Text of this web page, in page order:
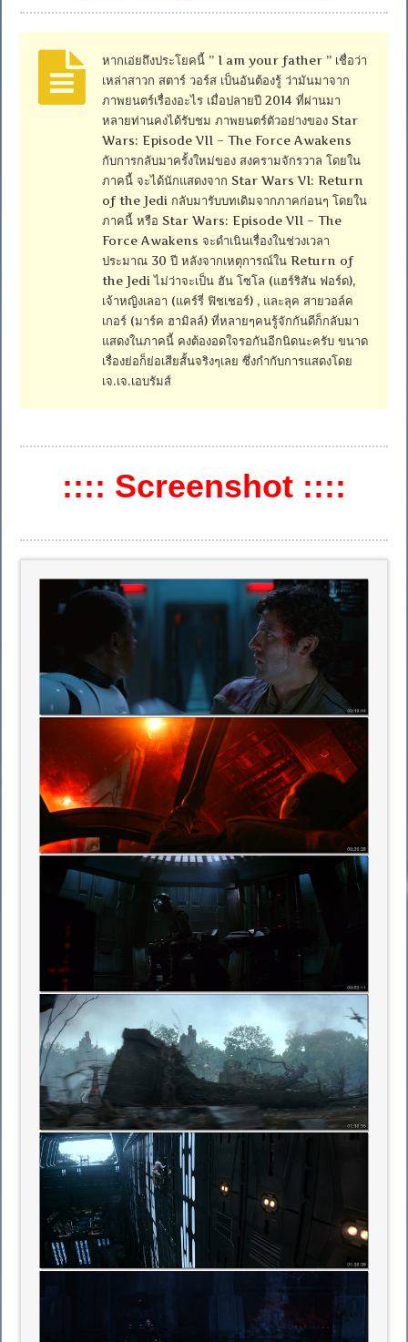
หากเอ่ยถึงประโยคนี้ ” I am your father ” เชื่อว่า
เหล่าสาวก สตาร์ วอร์ส เป็นอันต้องรู้ ว่ามันมาจาก
ภาพยนตร์เรื่องอะไร เมื่อปลายปี 2014 ที่ผ่านมา
หลายท่านคงได้รับชม ภาพยนตร์ตัวอย่างของ Star
Wars: Episode VII – The Force Awakens
กับการกลับมาครั้งใหม่ของ สงครามจักรวาล โดยใน
ภาคนี้ จะได้นักแสดงจาก Star Wars VI: Return
of the Jedi กลับมารับบทเดิมจากภาคก่อนๆ โดยใน
ภาคนี้ หรือ Star Wars: Episode VII – The
Force Awakens จะดำเนินเรื่องในช่วงเวลา
ประมาณ 30 ปี หลังจากเหตุการณ์ใน Return of
the Jedi ไม่ว่าจะเป็น ฮัน โซโล (แฮร์ริสัน ฟอร์ด),
เจ้าหญิงเลอา (แคร์รี่ ฟิชเชอร์) , และลุค สายวอล์ค
เกอร์ (มาร์ค ฮามิลล์) ที่หลายๆคนรู้จักกันดีก็กลับมา
แสดงในภาคนี้ คงต้องอดใจรอกันอีกนิดนะครับ ขนาด
เรื่องย่อก็ย่อเสียสั้นจริงๆเลย ซึ่งกำกับการแสดงโดย
เจ.เจ.เอบรัมส์
:::: Screenshot ::::